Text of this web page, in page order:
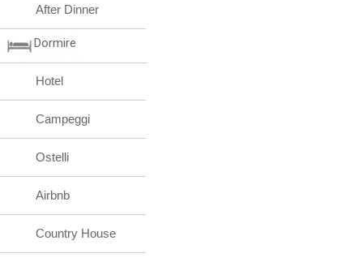
After Dinner
Dormire
Hotel
Campeggi
Ostelli
Airbnb
Country House